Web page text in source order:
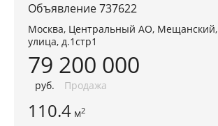
Объявление 737622
Москва, Центральный АО, Мещанский,
улица, д.1стр1
79 200 000
руб. Продажа
110.4 м2